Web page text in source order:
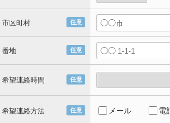
任意
市区町村
任意
番地
任意
希望連絡時間
任意
希望連絡方法 メール 電